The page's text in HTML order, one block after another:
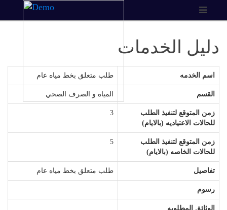
دليل الخدمات
اسم الخدمه طلب متعلق بخط مياه عام
القسم المياه و الصرف الصحي
زمن المتوقع لتنفيذ الطلب
للحالات الاعتياديه (بالايام)
3
زمن المتوقع لتنفيذ الطلب
للحالات الخاصه (بالايام)
5
تفاصيل طلب متعلق بخط مياه عام
رسوم
الوثائق المطلوبه